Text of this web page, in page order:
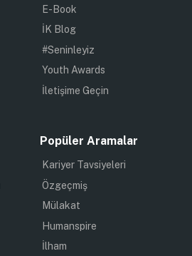
E-Book
İK Blog
#Seninleyiz
Youth Awards
İletişime Geçin
Popüler Aramalar
Kariyer Tavsiyeleri
Özgeçmiş
Mülakat
Humanspire
İlham